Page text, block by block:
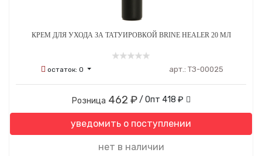
КРЕМ ДЛЯ УХОДА ЗА ТАТУИРОВКОЙ BRINE HEALER 20 МЛ
остаток: 0 арт.: ТЗ-00025
Розница 462 ₽ / Опт 418 ₽
уведомить о поступлении
нет в наличии